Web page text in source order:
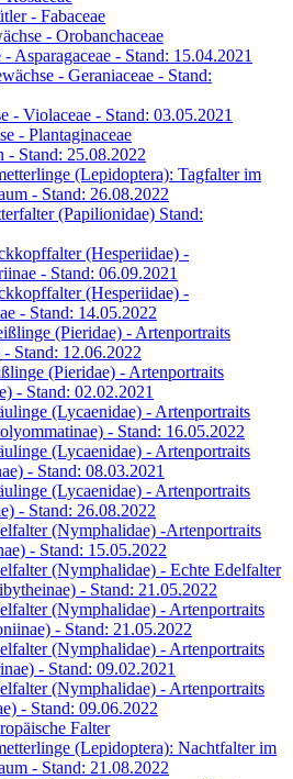
- Fabaceae
- Orobanchaceae
Asparagaceae - Stand: 15.04.2021
- Geraniaceae - Stand:
- Violaceae - Stand: 03.05.2021
- Plantaginaceae
- Stand: 25.08.2022
(Lepidoptera): Tagfalter im
- Stand: 26.08.2022
(Papilionidae) Stand:
(Hesperiidae) -
- Stand: 06.09.2021
(Hesperiidae) -
- Stand: 14.05.2022
(Pieridae) - Artenportraits
Stand: 12.06.2022
(Pieridae) - Artenportraits
- Stand: 02.02.2021
(Lycaenidae) - Artenportraits
- Stand: 16.05.2022
(Lycaenidae) - Artenportraits
- Stand: 08.03.2021
(Lycaenidae) - Artenportraits
- Stand: 26.08.2022
(Nymphalidae) -Artenportraits
- Stand: 15.05.2022
(Nymphalidae) - Echte Edelfalter
- Stand: 21.05.2022
(Nymphalidae) - Artenportraits
- Stand: 21.05.2022
(Nymphalidae) - Artenportraits
- Stand: 09.02.2021
(Nymphalidae) - Artenportraits
- Stand: 09.06.2022
Falter
(Lepidoptera): Nachtfalter im
- Stand: 21.08.2022